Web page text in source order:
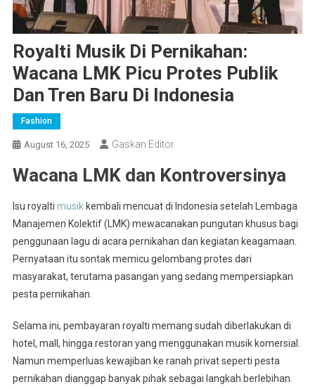
Royalti Musik Di Pernikahan:
Wacana LMK Picu Protes Publik
Dan Tren Baru Di Indonesia
Fashion
August 16, 2025 Gaskan Editor
Wacana LMK dan Kontroversinya
Isu royalti musikkembali mencuat di Indonesia setelah Lembaga
Manajemen Kolektif (LMK) mewacanakan pungutan khusus bagi
penggunaan lagu di acara pernikahan dan kegiatan keagamaan.
Pernyataan itu sontak memicu gelombang protes dari
masyarakat, terutama pasangan yang sedang mempersiapkan
pesta pernikahan.
Selama ini, pembayaran royalti memang sudah diberlakukan di
hotel, mall, hingga restoran yang menggunakan musik komersial.
Namun memperluas kewajiban ke ranah privat seperti pesta
pernikahan dianggap banyak pihak sebagai langkah berlebihan.